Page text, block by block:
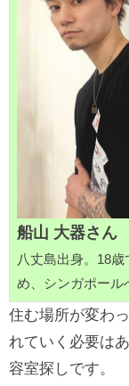
船山 大器さん
八丈島出身。18
め、シンガポール
住む場所が変わ
れていく必要は
容室探しです。